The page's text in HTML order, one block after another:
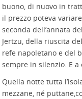
buono, di nuovo in
il prezzo poteva
seconda dell’annata
Jertzu, della riuscita
refe napoletano e del
sempre in silenzio. E a
Quella notte tutta
mezzane, né